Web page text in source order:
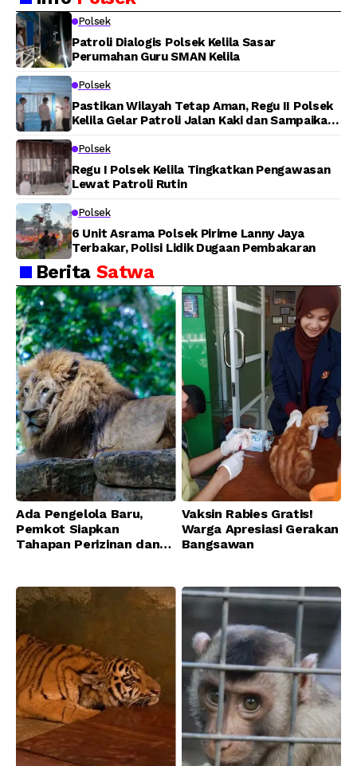
Warga Panen Jagung
Lahan di Jalan Poros
Polsek
Patroli Dialogis Polsek Kelila Sasar
Perumahan Guru SMAN Kelila
Polsek
Pastikan Wilayah Tetap Aman, Regu II Polsek
Kelila Gelar Patroli Jalan Kaki dan Sampaikan
Polsek
Regu I Polsek Kelila Tingkatkan Pengawasan
Lewat Patroli Rutin
Polsek
6 Unit Asrama Polsek Pirime Lanny Jaya
Terbakar, Polisi Lidik Dugaan Pembakaran
Berita Satwa
Ada Pengelola Baru,
Pemkot Siapkan
Tahapan Perizinan dan
Vaksin Rabies Gratis!
Warga Apresiasi Gerakan
Bangsawan